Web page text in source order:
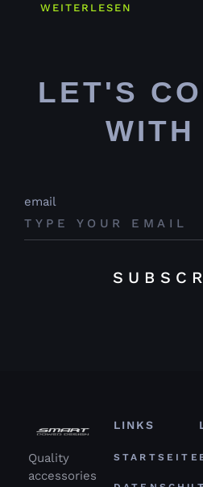
WEITERLESEN
LET'S
WITH
email
Quality
accessories
LINKS
STARTSEITE